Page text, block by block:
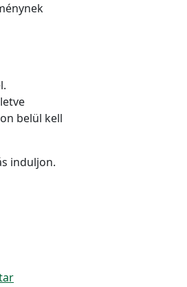
belül kell
induljon.